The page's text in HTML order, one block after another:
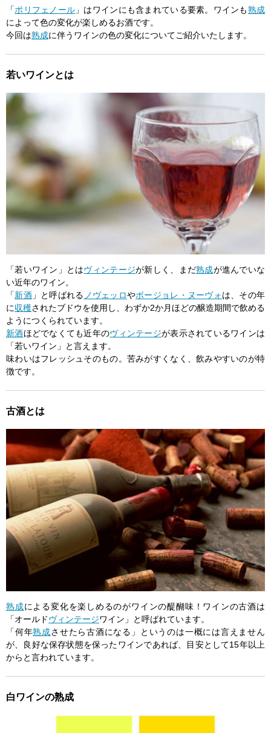
「ポリフェノール 」はワインにも含まれている要素。ワインも熟成
によって色の変化が楽しめるお酒です。
今回は熟成に伴うワインの色の変化についてご紹介いたします。
若いワインとは
「若いワイン」とはヴィンテージが新しく、まだ熟成が進んでいな
い近年のワイン。
「新酒」と呼ばれる ノヴェッロやボージョレ・ヌーヴォは、その年
に収穫されたブドウを使用し、わずか2か月ほどの醸造期間で飲める
ようにつくられています。
新酒ほどでなくても近年のヴィンテージが表示されているワインは
「若いワイン」と言えます。
味わいはフレッシュそのもの。苦みがすくなく、飲みやすいのが特
徴です。
古酒とは
熟成による変化を楽しめるのがワインの醍醐味！ワインの古酒は
「オールドヴィンテージワイン」と呼ばれています。
「何年熟成させたら古酒になる」というのは一概には言えません
が、良好な保存状態を保ったワインであれば、目安として15年以上
からと言われています。
白ワインの熟成